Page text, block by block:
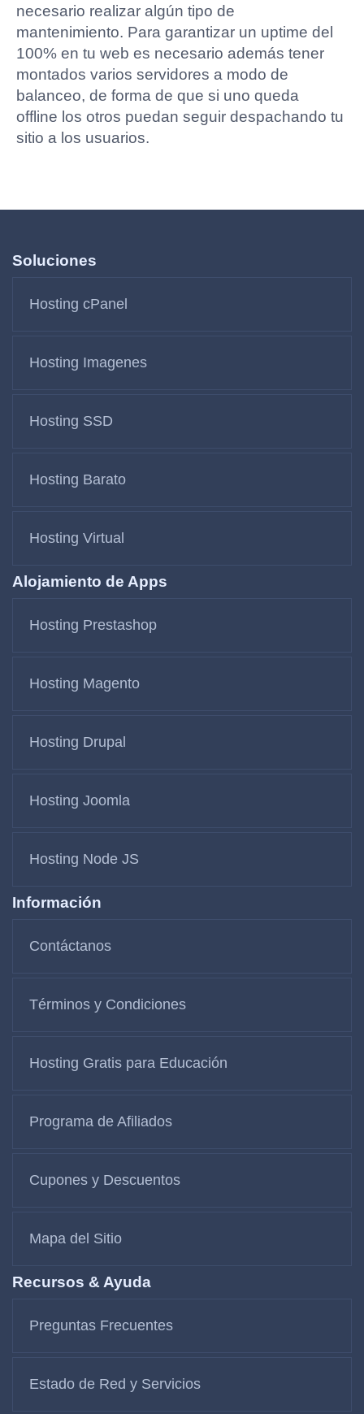
necesario realizar algún tipo de
mantenimiento. Para garantizar un uptime del
100% en tu web es necesario además tener
montados varios servidores a modo de
balanceo, de forma de que si uno queda
offline los otros puedan seguir despachando tu
sitio a los usuarios.
Soluciones
Hosting cPanel
Hosting Imagenes
Hosting SSD
Hosting Barato
Hosting Virtual
Alojamiento de Apps
Hosting Prestashop
Hosting Magento
Hosting Drupal
Hosting Joomla
Hosting Node JS
Información
Contáctanos
Términos y Condiciones
Hosting Gratis para Educación
Programa de Afiliados
Cupones y Descuentos
Mapa del Sitio
Recursos & Ayuda
Preguntas Frecuentes
Estado de Red y Servicios